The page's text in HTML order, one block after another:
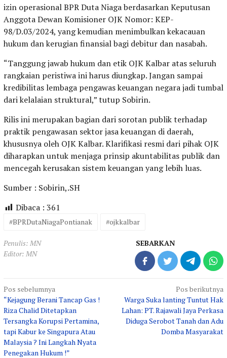
izin operasional BPR Duta Niaga berdasarkan Keputusan
Anggota Dewan Komisioner OJK Nomor: KEP-
98/D.03/2024, yang kemudian menimbulkan kekacauan
hukum dan kerugian finansial bagi debitur dan nasabah.
“Tanggung jawab hukum dan etik OJK Kalbar atas seluruh
rangkaian peristiwa ini harus diungkap. Jangan sampai
kredibilitas lembaga pengawas keuangan negara jadi tumbal
dari kelalaian struktural,” tutup Sobirin.
Rilis ini merupakan bagian dari sorotan publik terhadap
praktik pengawasan sektor jasa keuangan di daerah,
khususnya oleh OJK Kalbar. Klarifikasi resmi dari pihak OJK
diharapkan untuk menjaga prinsip akuntabilitas publik dan
mencegah kerusakan sistem keuangan yang lebih luas.
Sumber : Sobirin,.SH
Dibaca : 361
#BPRDutaNiagaPontianak #ojkkalbar
Penulis: MN
Editor: MN
SEBARKAN
Navigasi
pos
Pos sebelumnya
“Kejagung Berani Tancap Gas !
Riza Chalid Ditetapkan
Tersangka Korupsi Pertamina,
tapi Kabur ke Singapura Atau
Malaysia ? Ini Langkah Nyata
Penegakan Hukum !”
Pos berikutnya
Warga Suka lanting Tuntut Hak
Lahan: PT. Rajawali Jaya Perkasa
Diduga Serobot Tanah dan Adu
Domba Masyarakat